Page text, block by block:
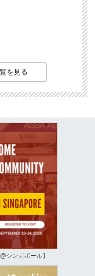
を見る
シンガポール】